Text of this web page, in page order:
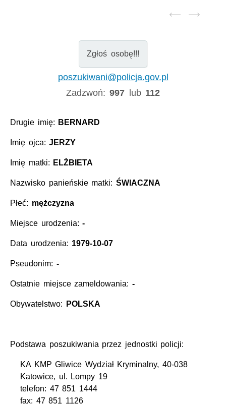
Zgłoś osobę!!!
poszukiwani@policja.gov.pl
Zadzwoń:997 lub 112
Drugie imię: BERNARD
Imię ojca:JERZY
Imię matki: ELŻBIETA
Nazwisko panieńskie matki: ŚWIACZNA
Płeć: mężczyzna
Miejsce urodzenia:-
Data urodzenia: 1979-10-07
Pseudonim: -
Ostatnie miejsce zameldowania: -
Obywatelstwo: POLSKA
Podstawa poszukiwania przez jednostki policji:
KA KMP Gliwice Wydział Kryminalny, 40-038
Katowice, ul. Lompy 19
telefon: 47 851 1444
fax: 47 851 1126